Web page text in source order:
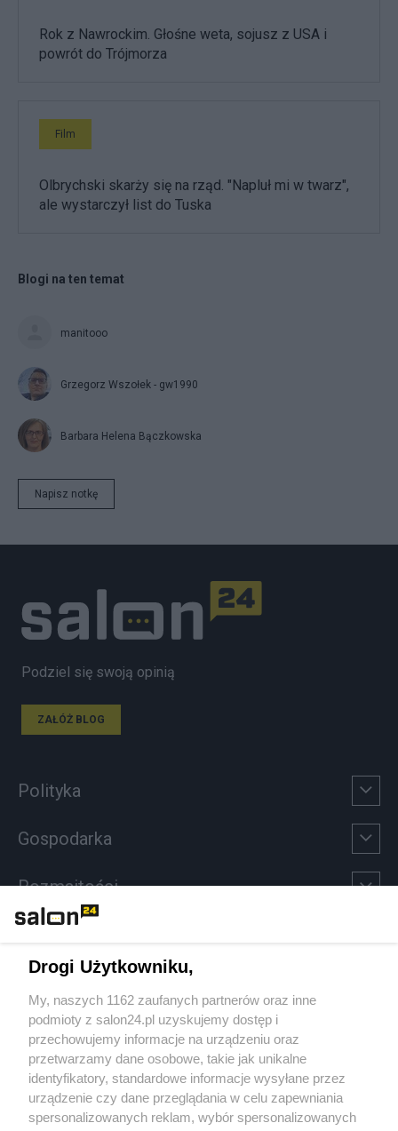
Rok z Nawrockim. Głośne weta, sojusz z USA i
powrót do Trójmorza
Film
Olbrychski skarży się na rząd. "Napluł mi w twarz",
ale wystarczył list do Tuska
Blogi na ten temat
manitooo
Grzegorz Wszołek - gw1990
Barbara Helena Bączkowska
Napisz notkę
Podziel się swoją opinią
ZAŁÓŻ BLOG
Polityka
Gospodarka
Rozmaitości
Sport
Społeczeństwo
Kultura
Drogi Użytkowniku,
My, naszych 1162 zaufanych partnerów oraz inne
podmioty z salon24.pl uzyskujemy dostęp i
przechowujemy informacje na urządzeniu oraz
przetwarzamy dane osobowe, takie jak unikalne
identyfikatory, standardowe informacje wysyłane przez
urządzenie czy dane przeglądania w celu zapewniania
spersonalizowanych reklam, wybór spersonalizowanych